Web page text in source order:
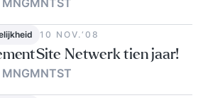
10 NOV.‘08
Netwerk tien jaar!